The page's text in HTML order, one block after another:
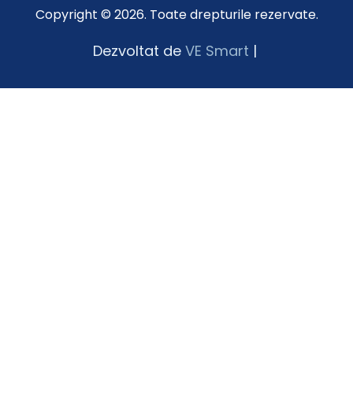
Copyright © 2026. Toate drepturile rezervate.
Dezvoltat de VE Smart |